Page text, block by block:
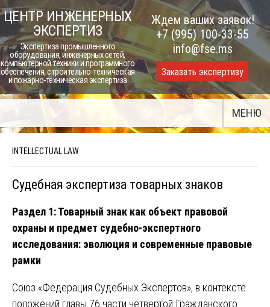
Skip
to
content
ЦЕНТР ИНЖЕНЕРНЫХ
ЭКСПЕРТИЗ
Экспертиза промышленного
оборудования, инженерных сетей,
компьютерной техники и программного
обеспечения, строительно-техническая
и пожарно-техническая экспертиза
Ждем ваших заявок!
+7 (995) 100-33-55
info@fse.ms
Заказать экспертизу
МЕНЮ
INTELLECTUAL LAW
Судебная экспертиза товарных знаков
Раздел 1: Товарный знак как объект правовой
охраны и предмет судебно-экспертного
исследования: эволюция и современные правовые
рамки
Союз «Федерация Судебных Экспертов», в контексте
положений главы 76 части четвертой Гражданского